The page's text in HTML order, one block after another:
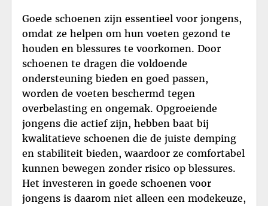
Goede schoenen zijn essentieel voor jongens,
omdat ze helpen om hun voeten gezond te
houden en blessures te voorkomen. Door
schoenen te dragen die voldoende
ondersteuning bieden en goed passen,
worden de voeten beschermd tegen
overbelasting en ongemak. Opgroeiende
jongens die actief zijn, hebben baat bij
kwalitatieve schoenen die de juiste demping
en stabiliteit bieden, waardoor ze comfortabel
kunnen bewegen zonder risico op blessures.
Het investeren in goede schoenen voor
jongens is daarom niet alleen een modekeuze,